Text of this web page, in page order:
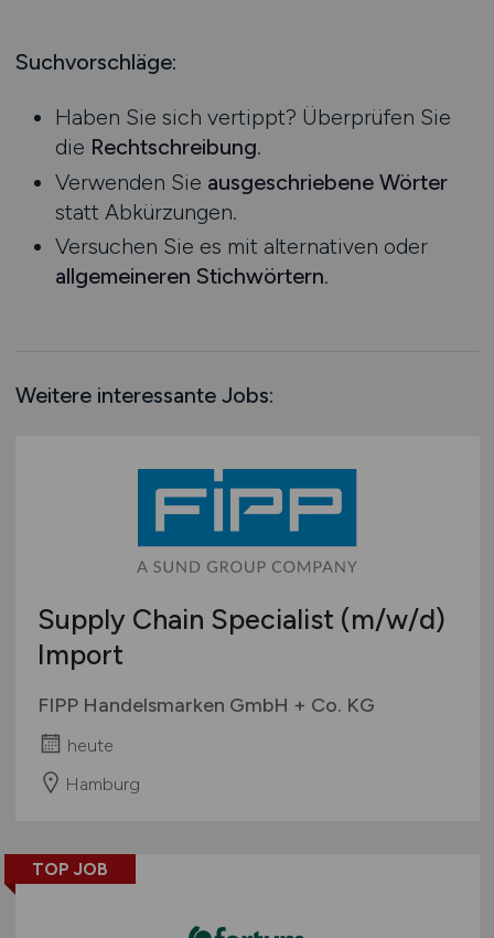
Schienen- / Straßen- / Luft- / Seefracht
Supply Chain Management
Vertrieb / Verkauf / Handel
Zoll / Behörden
Sonstige
Mecklenburg-Vorpommern
Nordrhein-Westfalen
Rheinland-Pfalz
Saarland
Sachsen
Sachsen-Anhalt
Schleswig-Holstein
Schweiz
International
Suchvorschläge:
Haben Sie sich vertippt? Überprüfen Sie
die Rechtschreibung.
Verwenden Sie ausgeschriebene Wörter
statt Abkürzungen.
Versuchen Sie es mit alternativen oder
allgemeineren Stichwörtern.
Weitere interessante Jobs:
Supply Chain Specialist (m/w/d)
Import
FIPP Handelsmarken GmbH + Co. KG
heute
Hamburg
TOP JOB